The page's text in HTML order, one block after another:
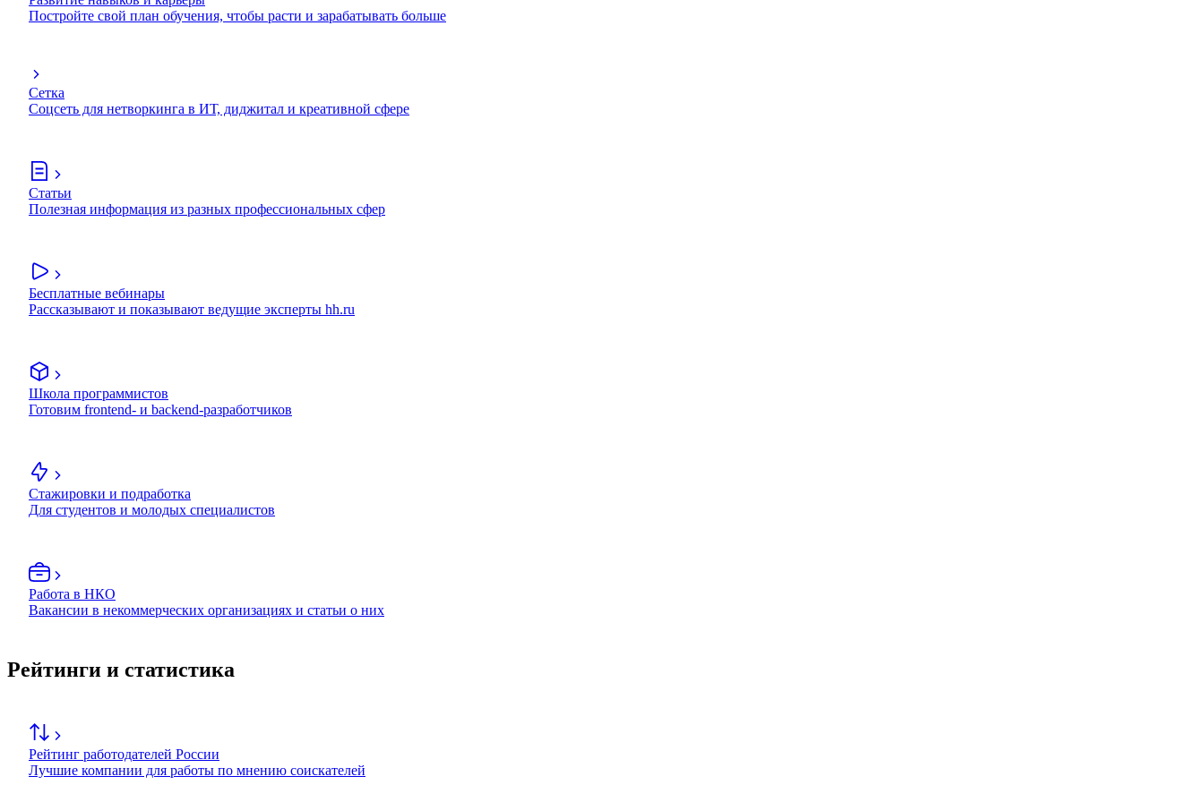
Постройте свой план обучения, чтобы расти и зарабатывать больше
Сетка
Соцсеть для нетворкинга в ИТ, диджитал и креативной сфере
Статьи
Полезная информация из разных профессиональных сфер
Бесплатные вебинары
Рассказывают и показывают ведущие эксперты hh.ru
Школа программистов
Готовим frontend- и backend-разработчиков
Стажировки и подработка
Для студентов и молодых специалистов
Работа в НКО
Вакансии в некоммерческих организациях и статьи о них
Рейтинги и статистика
Рейтинг работодателей России
Лучшие компании для работы по мнению соискателей